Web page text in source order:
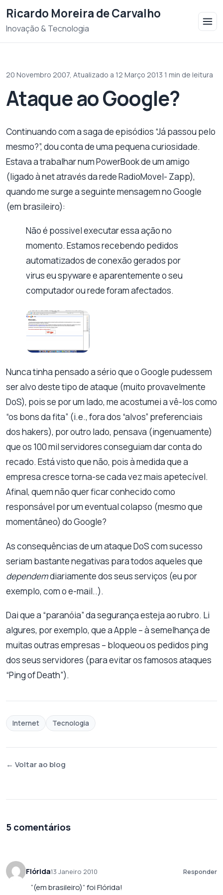
Ricardo Moreira de Carvalho
Inovação & Tecnologia
20 Novembro 2007, Atualizado a 12 Março 2013 1 min de leitura
Ataque ao Google?
Continuando com a saga de episódios “Já passou pelo
mesmo?”, dou conta de uma pequena curiosidade.
Estava a trabalhar num PowerBook de um amigo
(ligado à net através da rede RadioMovel- Zapp),
quando me surge a seguinte mensagem no Google
(em brasileiro):
Não é possivel executar essa ação no
momento. Estamos recebendo pedidos
automatizados de conexão gerados por
virus eu spyware e aparentemente o seu
computador ou rede foram afectados.
Nunca tinha pensado a sério que o Google pudessem
ser alvo deste tipo de ataque (muito provavelmente
DoS), pois se por um lado, me acostumei a vê-los como
“os bons da fita” (i.e., fora dos “alvos” preferenciais
dos hakers), por outro lado, pensava (ingenuamente)
que os 100 mil servidores conseguiam dar conta do
recado. Está visto que não, pois à medida que a
empresa cresce torna-se cada vez mais apetecível.
Afinal, quem não quer ficar conhecido como
responsável por um eventual colapso (mesmo que
momentâneo) do Google?
As consequências de um ataque DoS com sucesso
seriam bastante negativas para todos aqueles que
dependemdiariamente dos seus serviços (eu por
exemplo, com o e-mail..).
Dai que a “paranóia” da segurança esteja ao rubro. Li
algures, por exemplo, que a Apple – à semelhança de
muitas outras empresas – bloqueou os pedidos ping
dos seus servidores (para evitar os famosos ataques
“Ping of Death”).
Internet Tecnologia
← Voltar ao blog
5 comentários
Flórida13 Janeiro 2010 Responder
“(em brasileiro)” foi Flórida!